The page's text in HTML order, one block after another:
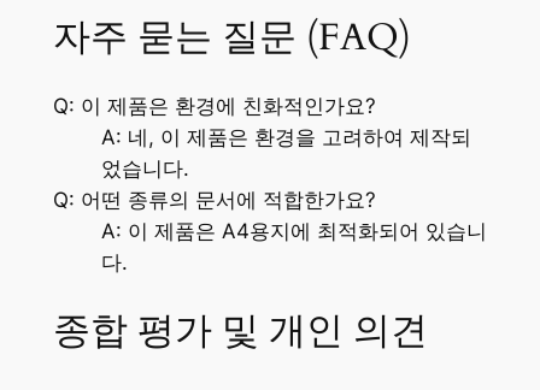
자주 묻는 질문 (FAQ)
Q: 이 제품은 환경에 친화적인가요?
A: 네, 이 제품은 환경을 고려하여 제작되
었습니다.
Q: 어떤 종류의 문서에 적합한가요?
A: 이 제품은 A4용지에 최적화되어 있습니
다.
종합 평가 및 개인 의견